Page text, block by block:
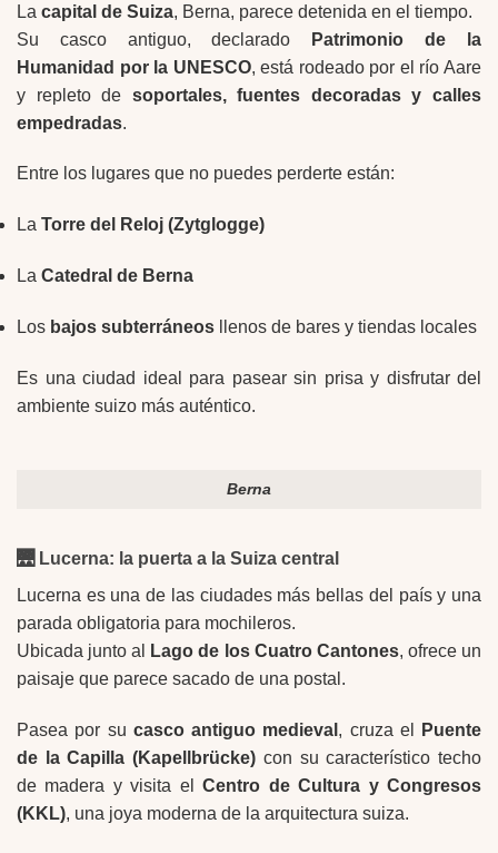
La capital de Suiza, Berna, parece detenida en el tiempo.
Su casco antiguo, declarado
Patrimonio de la
Humanidad por la UNESCO, está rodeado por el río Aare
y repleto de soportales, fuentes decoradas y calles
empedradas.
Entre los lugares que no puedes perderte están:
La Torre del Reloj (Zytglogge)
La Catedral de Berna
Los bajos subterráneos llenos de bares y tiendas locales
Es una ciudad ideal para pasear sin prisa y disfrutar del
ambiente suizo más auténtico.
Berna
🌉 Lucerna: la puerta a la Suiza central
Lucerna es una de las ciudades más bellas del país y una
parada obligatoria para mochileros.
Ubicada junto al
Lago de los Cuatro Cantones, ofrece un
paisaje que parece sacado de una postal.
Pasea por su casco antiguo medieval , cruza el
Puente
de la Capilla (Kapellbrücke) con su característico techo
de madera y visita elCentro de Cultura y Congresos
(KKL), una joya moderna de la arquitectura suiza.